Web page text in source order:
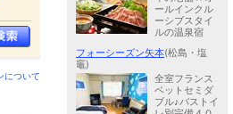
について
ールインクル
ーシブスタイ
ルの温泉宿
フォーシーズン矢本(松島・塩
竈)
全室フランス
ベットセミダ
ブル♪バストイ